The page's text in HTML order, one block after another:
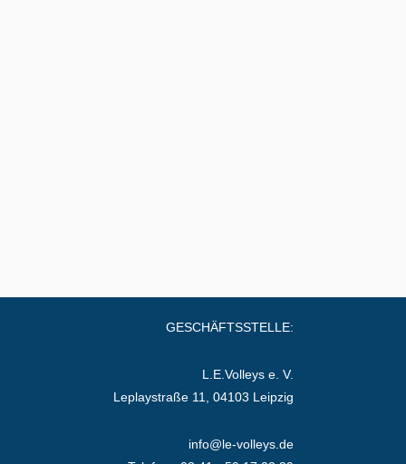
GESCHÄFTSSTELLE:
L.E.Volleys e. V.
Leplaystraße 11, 04103 Leipzig
info@le-volleys.de